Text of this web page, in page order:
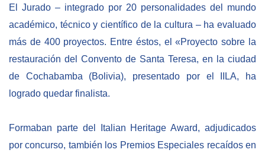
Publicaciones
OPORTUNIDADES
Convocatorias
Becas
Alta Formación
Para las empresas
El Jurado – integrado por 20 personalidades del mundo
académico, técnico y científico de la cultura – ha evaluado
más de 400 proyectos. Entre éstos, el «Proyecto sobre la
restauración del Convento de Santa Teresa, en la ciudad
de Cochabamba (Bolivia), presentado por el IILA, ha
logrado quedar finalista.
Formaban parte del Italian Heritage Award, adjudicados
por concurso, también los Premios Especiales recaídos en